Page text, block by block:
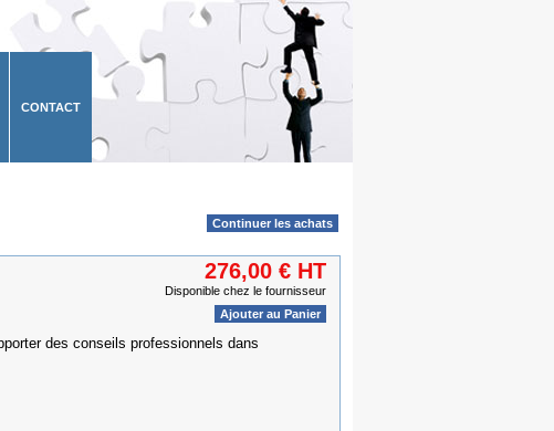
CONTACT
Continuer les achats
276,00 € HT
Disponible chez le fournisseur
Ajouter au Panier
des conseils professionnels dans